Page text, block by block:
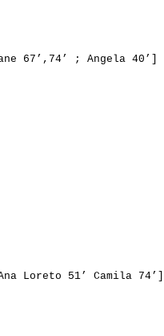
67’ ,74’ ; Angela 40’]
Loreto 51’ Camila 74’]